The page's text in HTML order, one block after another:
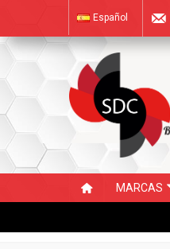
Español
MARCAS